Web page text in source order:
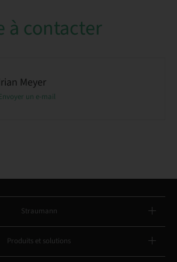
à contacter
Meyer
un e-mail
Straumann
Produits et solutions